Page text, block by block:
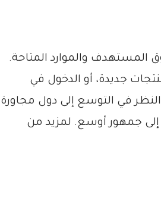
المستهدف والموارد المتاحة.
جديدة، أو الدخول في
في التوسع إلى دول مجاورة
إلى جمهور أوسع. لمزيد من